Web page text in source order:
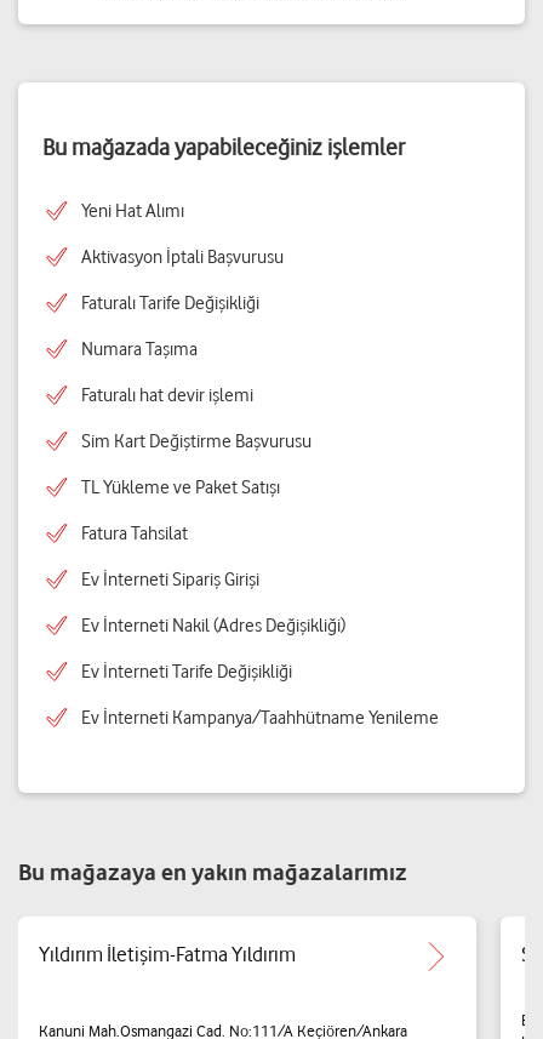
Bu mağazada yapabileceğiniz işlemler
Yeni Hat Alımı
Aktivasyon İptali Başvurusu
Faturalı Tarife Değişikliği
Numara Taşıma
Faturalı hat devir işlemi
Sim Kart Değiştirme Başvurusu
TL Yükleme ve Paket Satışı
Fatura Tahsilat
Ev İnterneti Sipariş Girişi
Ev İnterneti Nakil (Adres Değişikliği)
Ev İnterneti Tarife Değişikliği
Ev İnterneti Kampanya/Taahhütname Yenileme
Bu mağazaya en yakın mağazalarımız
Yıldırım İletişim-Fatma Yıldırım
Kanuni Mah.Osmangazi Cad. No:111/A Keçiören/Ankara